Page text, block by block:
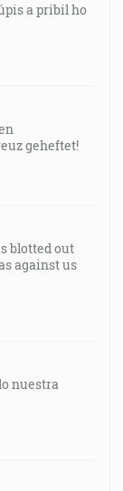
a pribil ho
geheftet!
blotted out
against us
nuestra